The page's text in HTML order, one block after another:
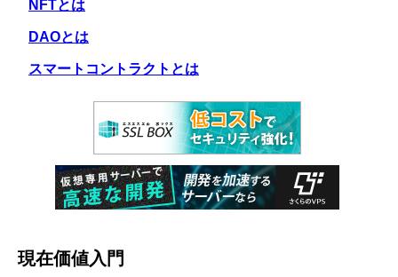
NFTとは
DAOとは
スマートコントラクトとは
現在価値入門